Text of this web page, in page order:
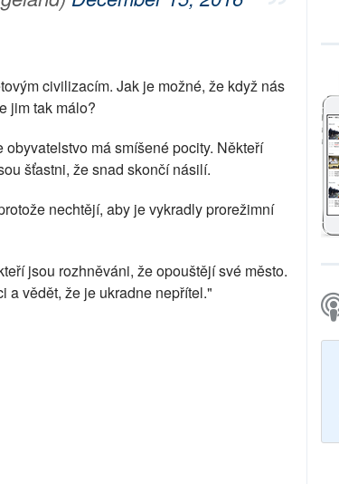
civilizacím. Jak je možné, že když nás
jim tak málo?
má smíšené pocity. Někteří
šťastni, že snad skončí násilí.
nechtějí, aby je vykradly prorežimní
jsou rozhněváni, že opouštějí své město.
a vědět, že je ukradne nepřítel."